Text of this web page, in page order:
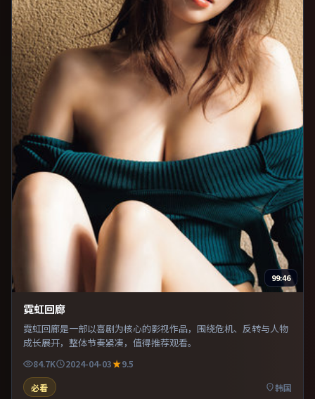
99:46
霓虹回廊
霓虹回廊是一部以喜剧为核心的影视作品，围绕危机、反转与人物
成长展开，整体节奏紧凑，值得推荐观看。
84.7K 2024-04-03
9.5
必看
韩国